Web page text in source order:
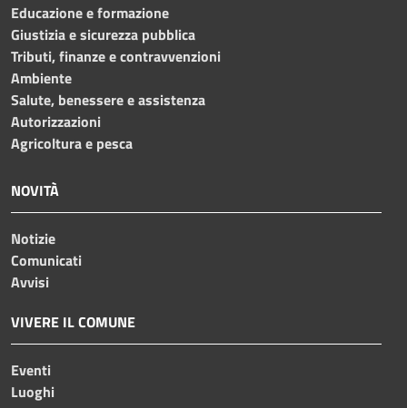
Educazione e formazione
Giustizia e sicurezza pubblica
Tributi, finanze e contravvenzioni
Ambiente
Salute, benessere e assistenza
Autorizzazioni
Agricoltura e pesca
NOVITÀ
Notizie
Comunicati
Avvisi
VIVERE IL COMUNE
Eventi
Luoghi